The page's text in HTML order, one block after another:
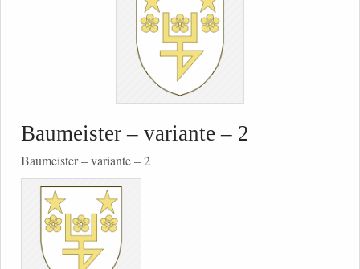
Baumeister – variante – 2
Baumeister – variante – 2